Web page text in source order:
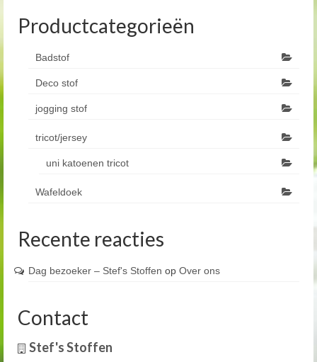
Productcategorieën
Badstof
Deco stof
jogging stof
tricot/jersey
uni katoenen tricot
Wafeldoek
Recente reacties
Dag bezoeker – Stef's Stoffen op Over ons
Contact
Stef's Stoffen